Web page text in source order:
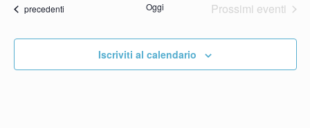
Eventi
precedenti Oggi Prossimi eventi
Iscriviti al calendario